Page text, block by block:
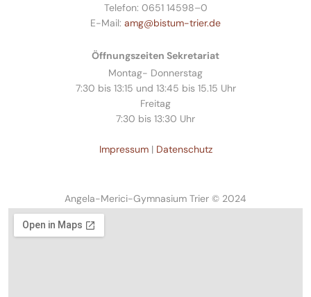
Telefon: 0651 14598–0
E-Mail: amg@bistum-trier.de
Öffnungszeiten Sekretariat
Montag- Donnerstag
7:30 bis 13:15 und 13:45 bis 15.15 Uhr
Freitag
7:30 bis 13:30 Uhr
Impressum| Datenschutz
Angela-Merici-Gymnasium Trier © 2024